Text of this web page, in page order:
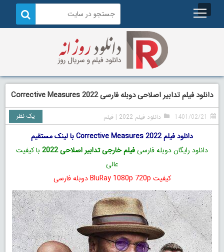
دانلود فیلم تدابیر اصلاحی دوبله فارسی Corrective Measures 2022
1401/02/21 دانلود فیلم 2022 |فیلم یک نظر
دانلود فیلم Corrective Measures 2022 با لینک مستقیم
دانلود رایگان دوبله فارسیفیلم خارجی تدابیر اصلاحی 2022
با کیفیت
عالی
کیفیت BluRay 1080p 720p دوبله فارسی